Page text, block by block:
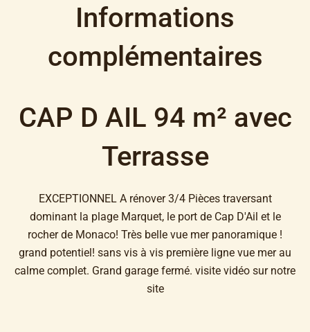
Informations
complémentaires
CAP D AIL 94 m² avec
Terrasse
EXCEPTIONNEL A rénover 3/4 Pièces traversant
dominant la plage Marquet, le port de Cap D'Ail et le
rocher de Monaco! Très belle vue mer panoramique !
grand potentiel! sans vis à vis première ligne vue mer au
calme complet. Grand garage fermé. visite vidéo sur notre
site